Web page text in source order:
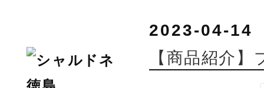
2023-04-14
【商品紹介